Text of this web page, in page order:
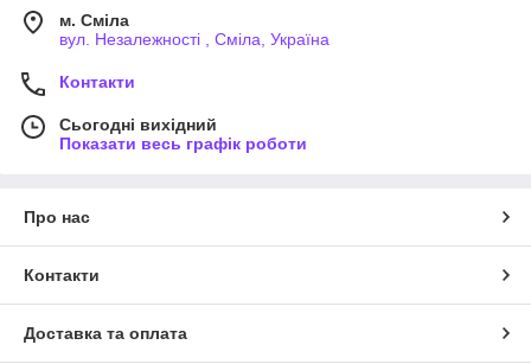
м. Сміла
вул. Незалежності , Сміла, Україна
Контакти
Сьогодні вихідний
Показати весь графік роботи
Про нас
Контакти
Доставка та оплата